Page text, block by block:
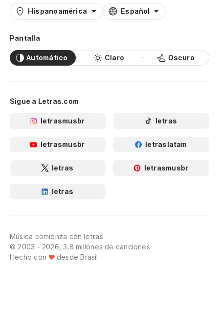
Hispanoamérica Español
Pantalla
Automático Claro Oscuro
Sigue a Letras.com
letrasmusbr letras
letrasmusbr letraslatam
letras letrasmusbr
letras
Música comienza con letras
© 2003 - 2026, 3.8 millones de canciones
Hecho con
desde Brasil